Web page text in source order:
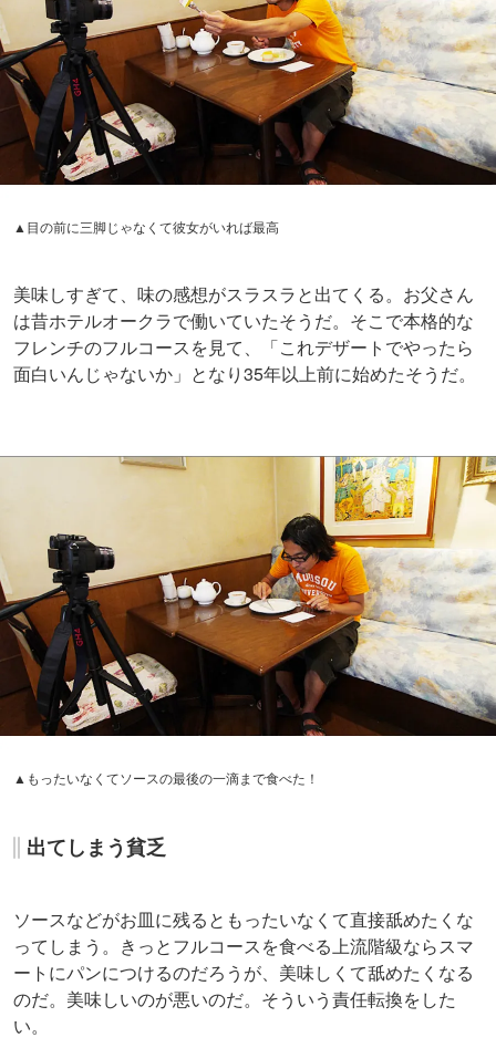
▲目の前に三脚じゃなくて彼女がいれば最高
美味しすぎて、味の感想がスラスラと出てくる。お父さん
は昔ホテルオークラで働いていたそうだ。そこで本格的な
フレンチのフルコースを見て、「これデザートでやったら
面白いんじゃないか」となり35年以上前に始めたそうだ。
▲もったいなくてソースの最後の一滴まで食べた！
出てしまう貧乏
ソースなどがお皿に残るともったいなくて直接舐めたくな
ってしまう。きっとフルコースを食べる上流階級ならスマ
ートにパンにつけるのだろうが、美味しくて舐めたくなる
のだ。美味しいのが悪いのだ。そういう責任転換をした
い。